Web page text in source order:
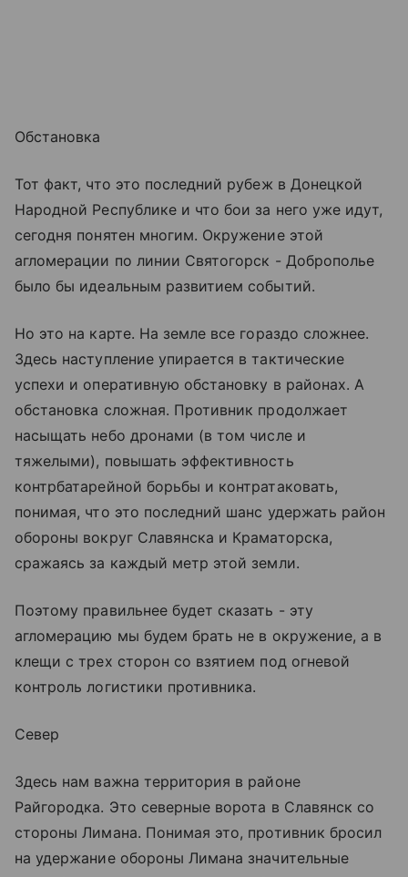
Обстановка
Тот факт, что это последний рубеж в Донецкой
Народной Республике и что бои за него уже идут,
сегодня понятен многим. Окружение этой
агломерации по линии Святогорск - Доброполье
было бы идеальным развитием событий.
Но это на карте. На земле все гораздо сложнее.
Здесь наступление упирается в тактические
успехи и оперативную обстановку в районах. А
обстановка сложная. Противник продолжает
насыщать небо дронами (в том числе и
тяжелыми), повышать эффективность
контрбатарейной борьбы и контратаковать,
понимая, что это последний шанс удержать район
обороны вокруг Славянска и Краматорска,
сражаясь за каждый метр этой земли.
Поэтому правильнее будет сказать - эту
агломерацию мы будем брать не в окружение, а в
клещи с трех сторон со взятием под огневой
контроль логистики противника.
Север
Здесь нам важна территория в районе
Райгородка. Это северные ворота в Славянск со
стороны Лимана. Понимая это, противник бросил
на удержание обороны Лимана значительные